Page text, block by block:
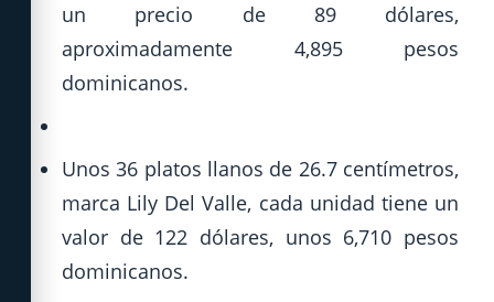
un precio de 89 dólares,
aproximadamente 4,895 pesos
dominicanos.
Unos 36 platos llanos de 26.7 centímetros,
marca Lily Del Valle, cada unidad tiene un
valor de 122 dólares, unos 6,710 pesos
dominicanos.